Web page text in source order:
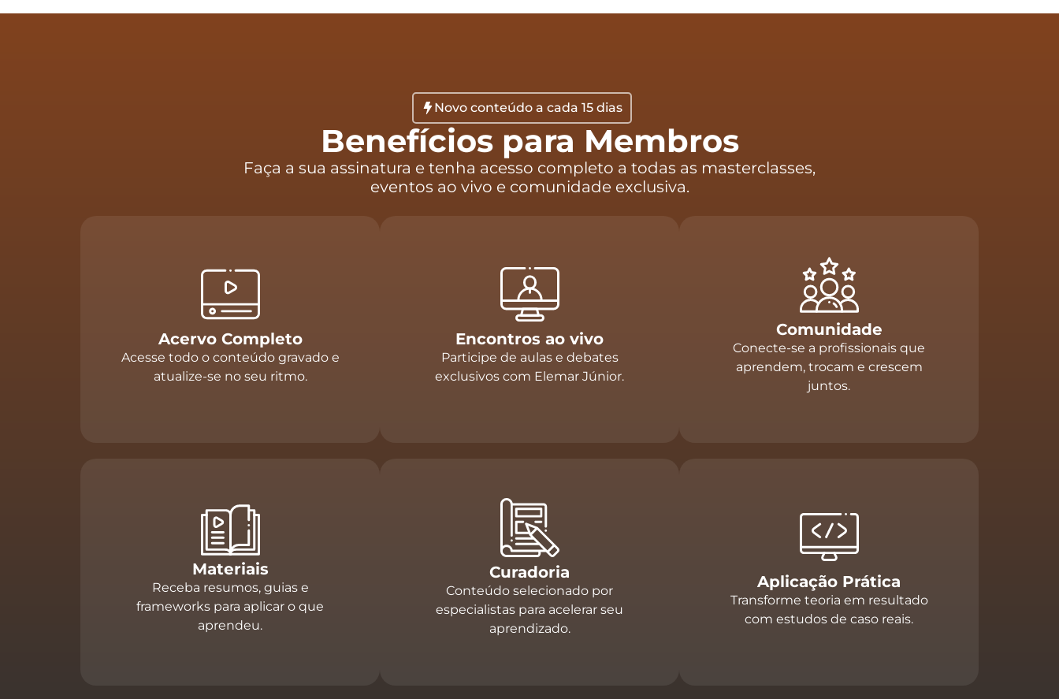
Novo conteúdo a cada 15 dias
Benefícios para Membros
Faça a sua assinatura e tenha acesso completo a todas as masterclasses,
eventos ao vivo e comunidade exclusiva.
Acervo Completo
Acesse todo o conteúdo gravado e
atualize-se no seu ritmo.
Encontros ao vivo
Participe de aulas e debates
exclusivos com Elemar Júnior.
Comunidade
Conecte-se a profissionais que
aprendem, trocam e crescem
juntos.
Materiais
Receba resumos, guias e
frameworks para aplicar o que
aprendeu.
Curadoria
Conteúdo selecionado por
especialistas para acelerar seu
aprendizado.
Aplicação Prática
Transforme teoria em resultado
com estudos de caso reais.